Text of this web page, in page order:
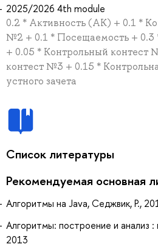
2025/2026 4th module
0.2 * Активность (АК) + 0.1 *
№2 + 0.1 * Посещаемость + 0.3
+ 0.05 * Контрольный контест
контест №3 + 0.15 *
устного зачета
Список литературы
Рекомендуемая основная
Алгоритмы на Java, Седжвик, Р.,
Алгоритмы: построение и анализ :
2013